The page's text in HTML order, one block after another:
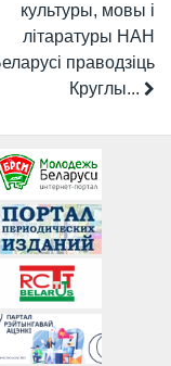
культуры, мовы і
літаратуры НАН
праводзіць
Круглы...